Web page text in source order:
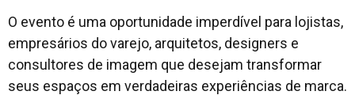
O evento é uma oportunidade imperdível para lojistas,
empresários do varejo, arquitetos, designers e
consultores de imagem que desejam transformar
seus espaços em verdadeiras experiências de marca.